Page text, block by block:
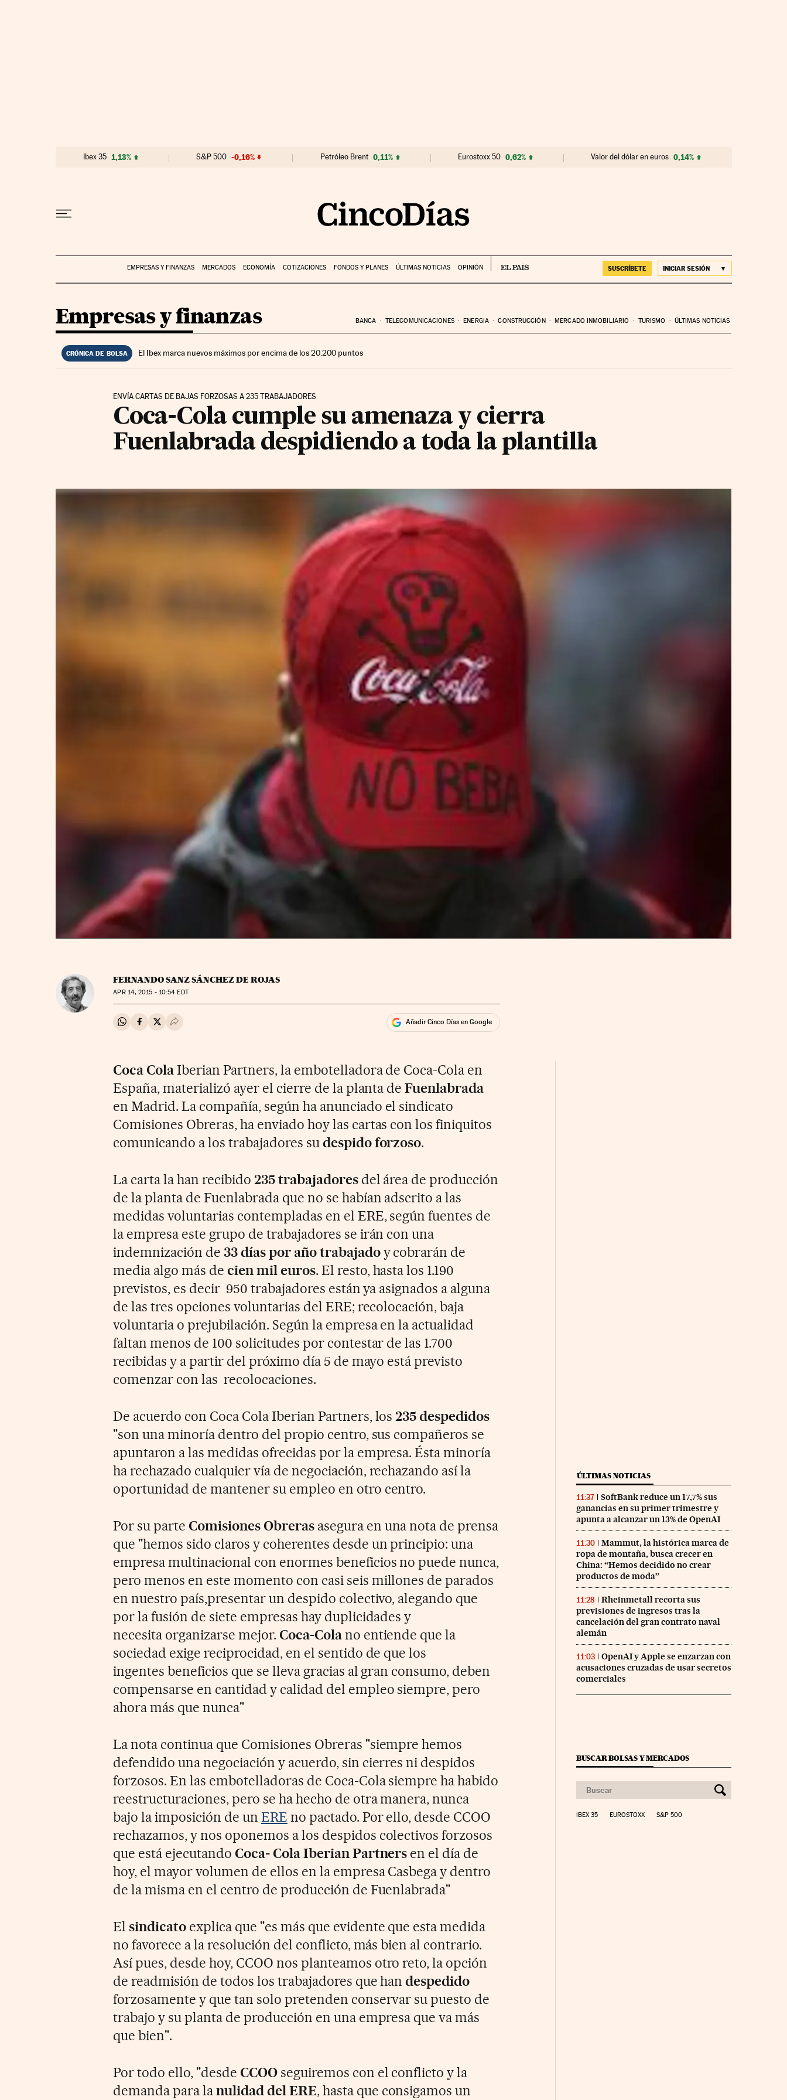
Ibex 35 1,13% S&P 500 -0,16% Petróleo Brent 0,11% Eurostoxx 50 0,62% Valor del dólar en euros 0,14%
EMPRESAS Y FINANZAS MERCADOS ECONOMÍA COTIZACIONES FONDOS Y PLANES ÚLTIMAS NOTICIAS OPINIÓN SUSCRÍBETE INICIAR SESIÓN
Empresas y finanzas BANCA TELECOMUNICACIONES ENERGIA CONSTRUCCIÓN MERCADO INMOBILIARIO TURISMO ÚLTIMAS NOTICIAS
CRÓNICA DE BOLSA El Ibex marca nuevos máximos por encima de los 20.200 puntos
ENVÍA CARTAS DE BAJAS FORZOSAS A 235 TRABAJADORES
Coca-Cola cumple su amenaza y cierra
Fuenlabrada despidiendo a toda la plantilla
FERNANDO SANZ SÁNCHEZ DE ROJAS
APR14, 2015 - 10:54 EDT
Compartir en Whatsapp
Compartir en Facebook
Compartir en Twitter
Desplegar Redes Sociales Añadir Cinco Días en Google
Coca ColaIberian Partners, la embotelladora de Coca-Cola en
España, materializó ayer el cierre de la planta deFuenlabrada
en Madrid. La compañía, según ha anunciado el sindicato
Comisiones Obreras, ha enviado hoy las cartas con los finiquitos
comunicando a los trabajadores sudespido forzoso.
La carta la han recibido 235 trabajadoresdel área de producción
de la planta de Fuenlabrada que no se habían adscrito a las
medidas voluntarias contempladas en el ERE, según fuentes de
la empresa este grupo de trabajadores se irán con una
indemnización de 33 días por año trabajadoy cobrarán de
media algo más de cien mil euros. El resto, hasta los 1.190
previstos, es decir 950 trabajadores están ya asignados a alguna
de las tres opciones voluntarias del ERE; recolocación, baja
voluntaria o prejubilación. Según la empresa en la actualidad
faltan menos de 100 solicitudes por contestar de las 1.700
recibidas y a partir del próximo día 5 de mayo está previsto
comenzar con las recolocaciones.
De acuerdo con Coca Cola Iberian Partners, los235 despedidos
"son una minoría dentro del propio centro, sus compañeros se
apuntaron a las medidas ofrecidas por la empresa. Ésta minoría
ha rechazado cualquier vía de negociación, rechazando así la
oportunidad de mantener su empleo en otro centro.
Por su parte Comisiones Obrerasasegura en una nota de prensa
que "hemos sido claros y coherentes desde un principio: una
empresa multinacional con enormes beneficios no puede nunca,
pero menos en este momento con casi seis millones de parados
en nuestro país,presentar un despido colectivo, alegando que
por la fusión de siete empresas hay duplicidades y
necesita organizarse mejor. Coca-Colano entiende que la
sociedad exige reciprocidad, en el sentido de que los
ingentes beneficios que se lleva gracias al gran consumo, deben
compensarse en cantidad y calidad del empleo siempre, pero
ahora más que nunca"
La nota continua que Comisiones Obreras "siempre hemos
defendido una negociación y acuerdo, sin cierres ni despidos
forzosos. En las embotelladoras de Coca-Cola siempre ha habido
reestructuraciones, pero se ha hecho de otra manera, nunca
bajo la imposición de un ERE no pactado. Por ello, desde CCOO
rechazamos, y nos oponemos a los despidos colectivos forzosos
que está ejecutando Coca- Cola Iberian Partners en el día de
hoy, el mayor volumen de ellos en la empresa Casbega y dentro
de la misma en el centro de producción de Fuenlabrada"
Elsindicato explica que "es más que evidente que esta medida
no favorece a la resolución del conflicto, más bien al contrario.
Así pues, desde hoy, CCOO nos planteamos otro reto, la opción
de readmisión de todos los trabajadores que handespedido
forzosamente y que tan solo pretenden conservar su puesto de
trabajo y su planta de producción en una empresa que va más
que bien".
Por todo ello, "desde CCOOseguiremos con el conflicto y la
demanda para lanulidad del ERE, hasta que consigamos un
ÚLTIMAS NOTICIAS
11:37
SoftBank reduce un 17,7% sus
ganancias en su primer trimestre y
apunta a alcanzar un 13% de OpenAI
11:30
Mammut, la histórica marca de
ropa de montaña, busca crecer en
China: “Hemos decidido no crear
productos de moda”
11:28
Rheinmetall recorta sus
previsiones de ingresos tras la
cancelación del gran contrato naval
alemán
11:03
OpenAI y Apple se enzarzan con
acusaciones cruzadas de usar secretos
comerciales
BUSCAR BOLSAS Y MERCADOS
IBEX 35 EUROSTOXX S&P 500